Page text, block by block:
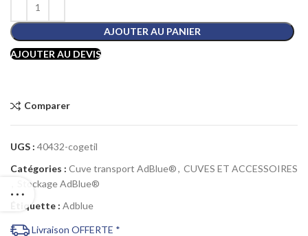
AJOUTER AU PANIER
AJOUTER AU DEVIS
Comparer
UGS : 40432-cogetil
Catégories : Cuve transport AdBlue®, CUVES ET ACCESSOIRES
Stockage AdBlue®
Étiquette : Adblue
Livraison OFFERTE *